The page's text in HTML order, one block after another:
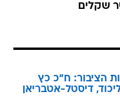
הציבור: ח"כ כץ
דיסטל-אטבריאן